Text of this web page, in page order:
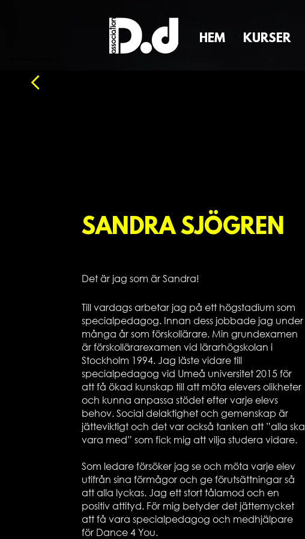
HEM KURSER
SANDRA SJÖGREN
Det är jag som är Sandra!
Till vardags arbetar jag på ett högstadium som
specialpedagog. Innan dess jobbade jag under
många år som förskollärare. Min grundexamen
är förskollärarexamen vid lärarhögskolan i
Stockholm 1994. Jag läste vidare till
specialpedagog vid Umeå universitet 2015 för
att få ökad kunskap till att möta elevers olikheter
och kunna anpassa stödet efter varje elevs
behov. Social delaktighet och gemenskap är
jätteviktigt och det var också tanken att ”alla ska
vara med” som fick mig att vilja studera vidare.
Som ledare försöker jag se och möta varje elev
utifrån sina förmågor och ge förutsättningar så
att alla lyckas. Jag ett stort tålamod och en
positiv attityd. För mig betyder det jättemycket
att få vara specialpedagog och medhjälpare
för Dance 4 You.